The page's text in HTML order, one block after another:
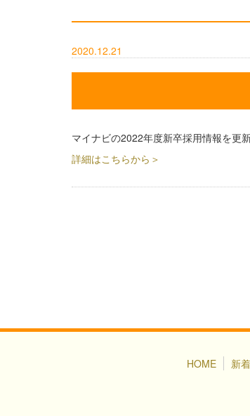
2020.12.21
マイナビの2022年度新卒採用情報を更新
詳細はこちらから＞
HOME 新